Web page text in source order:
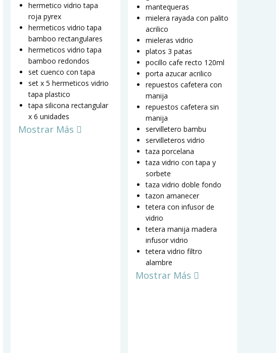
hermetico vidrio tapa
roja pyrex
hermeticos vidrio tapa
bamboo rectangulares
hermeticos vidrio tapa
bamboo redondos
set cuenco con tapa
set x 5 hermeticos vidrio
tapa plastico
tapa silicona rectangular
x 6 unidades
Mostrar Más
mantequeras
mielera rayada con palito
acrilico
mieleras vidrio
platos 3 patas
pocillo cafe recto 120ml
porta azucar acrilico
repuestos cafetera con
manija
repuestos cafetera sin
manija
servilletero bambu
servilleteros vidrio
taza porcelana
taza vidrio con tapa y
sorbete
taza vidrio doble fondo
tazon amanecer
tetera con infusor de
vidrio
tetera manija madera
infusor vidrio
tetera vidrio filtro
alambre
Mostrar Más